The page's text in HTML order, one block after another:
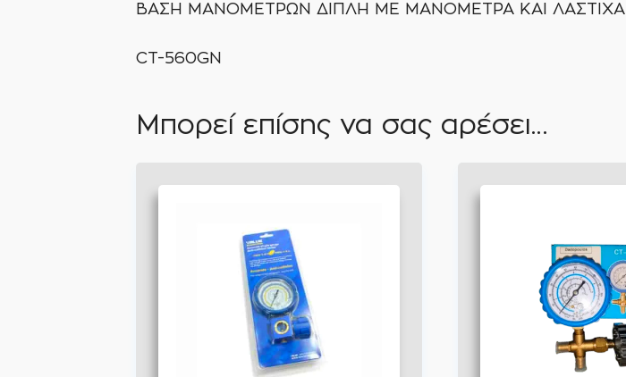
ΒΑΣΗ ΜΑΝΟΜΕΤΡΩΝ ΔΙΠΛΗ ΜΕ ΜΑΝΟΜΕΤΡΑ ΚΑΙ ΛΑΣΤΙΧΑ
CT-560GN
Μπορεί επίσης να σας αρέσει…
Αυτό
πολλαπλές
παραλλαγές.